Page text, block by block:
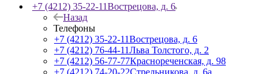
+7 (4212) 35-22-11Вострецова, д. 6
Назад
Телефоны
+7 (4212) 35-22-11Вострецова, д. 6
+7 (4212) 76-44-11Льва Толстого, д. 2
+7 (4212) 56-77-77Краснореченская, д. 98
+7 (4212) 74-20-22Стрельникова, д. 6а